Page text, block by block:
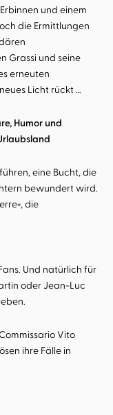
und einem
die Ermittlungen
Grassi und seine
erneuten
Licht rückt …
Humor und
eine Bucht, die
bewundert wird.
die
Und natürlich für
oder Jean-Luc
Vito
ihre Fälle in